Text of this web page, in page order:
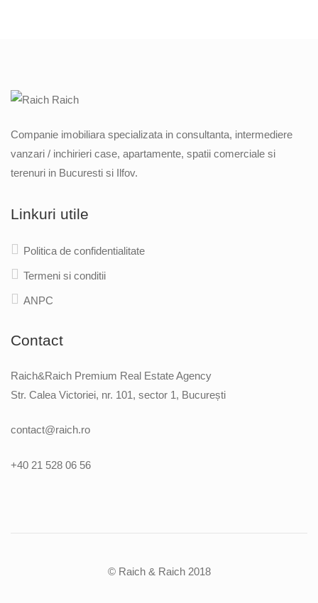
Companie imobiliara specializata in consultanta, intermediere
vanzari / inchirieri case, apartamente, spatii comerciale si
terenuri in Bucuresti si Ilfov.
Linkuri utile
Politica de confidentialitate
Termeni si conditii
ANPC
Contact
Raich&Raich Premium Real Estate Agency
Str. Calea Victoriei, nr. 101, sector 1, București
contact@raich.ro
+40 21 528 06 56
© Raich & Raich 2018